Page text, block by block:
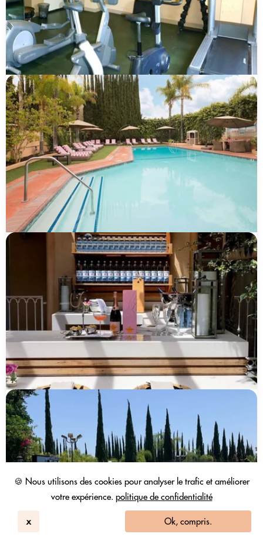
🍪 Nous utilisons des cookies pour analyser le trafic et améliorer
votre expérience. politique de confidentialité
x Ok, compris.